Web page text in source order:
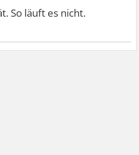
So läuft es nicht.